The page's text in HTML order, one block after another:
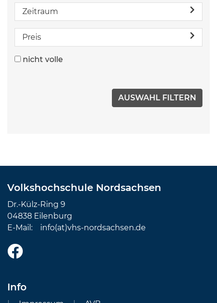
Zeitraum
Preis
nicht volle
Volkshochschule Nordsachsen
Dr.-Külz-Ring 9
04838 Eilenburg
E-Mail: info(at)vhs-nordsachsen.de
Info